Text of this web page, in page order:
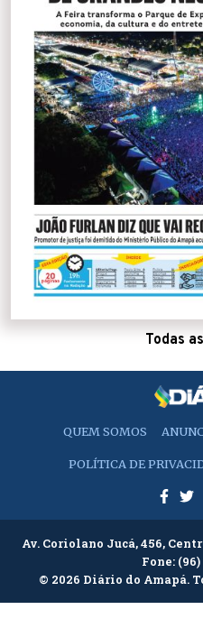
Todas
QUEM SOMOS
POLÍTICA DE
Av. Coriolano Jucá, 456,
Fone: (96)
© 2026 Diário do Amapá.